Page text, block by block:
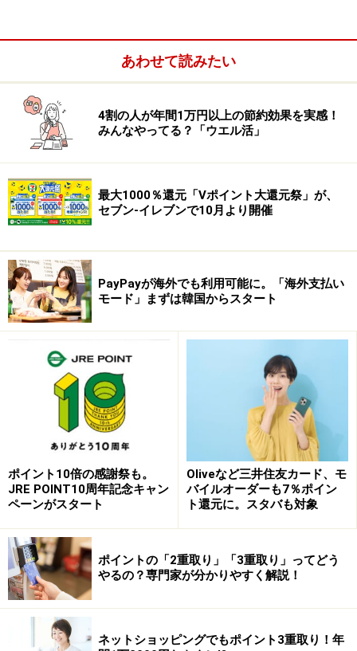
――例えばどんなものが？
滝沢さん：
携帯キャリアの「楽天モバイル」もそうです
し、公共料金の電気は、「楽天でんき」に切り替えまし
イント支払いは可能）。月2100円の携帯代と、電気代は
ポイントで全額支払うようにしているので、この2つの
――日々の支出に関しては、すべて「楽天カード」で決
済してポイントを貯めていらっしゃるのでしょうか？
滝沢さん：
デビットカード」・「楽天ペイ」の3つを使い分けてい
ます。利用シーンとしては、「楽天カード」は「楽天市
場」で買い物をする時、「楽天銀行デビットカード」は
街で洋服を買う時など、そのほかドラッグストア、スー
パーやコンビニでは、「楽天ペイ」を使うことが多いで
すね。2019年頃からQRコード決済が劇的に進化し、ク
レジットカードと並行して使えるお店が増えましたよ
ね。コロナ禍でさらにキャッシュレス化に拍車がかか
り、ほとんど現金を使わなくなりました。
街でお金を使う時にも、なるべくいろんな方法を併用し
てたくさんポイントをゲットできるように意識します
あわせて読みたい
4割の人が年間1万円以上の節約効果を実感！
みんなやってる？「ウエル活」
最大1000％還元「Vポイント大還元祭」が、
セブン-イレブンで10月より開催
PayPayが海外でも利用可能に。「海外支払い
モード」まずは韓国からスタート
ポイント10倍の感謝祭も。
JRE POINT10周年記念キャン
ペーンがスタート
Oliveなど三井住友カード、モ
バイルオーダーも7％ポイン
ト還元に。スタバも対象
ポイントの「2重取り」「3重取り」ってどう
やるの？専門家が分かりやすく解説！
ネットショッピングでもポイント3重取り！年